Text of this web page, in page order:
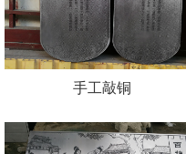
手工敲铜